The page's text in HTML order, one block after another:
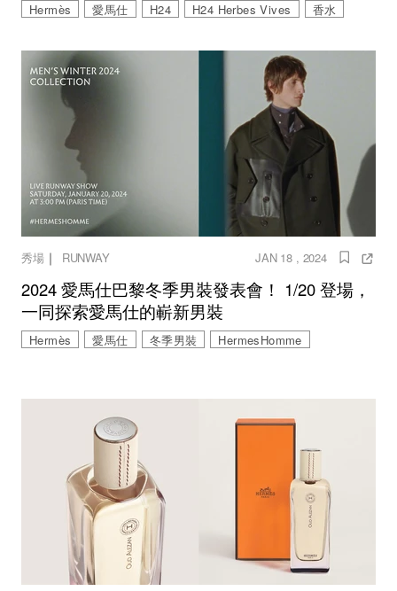
Hermès 愛馬仕 H24 H24 Herbes Vives 香水
秀場 ｜ RUNWAY JAN 18 , 2024
2024 愛馬仕巴黎冬季男裝發表會！ 1/20 登場，
一同探索愛馬仕的嶄新男裝
Hermès 愛馬仕 冬季男裝 HermesHomme